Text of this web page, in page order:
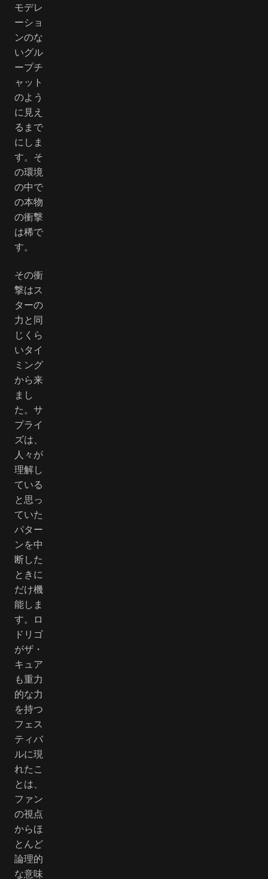
モデレ
ーショ
ンのな
いグル
ープチ
ャット
のよう
に見え
るまで
にしま
す。そ
の環境
の中で
の本物
の衝撃
は稀で
す。
その衝
撃はス
ターの
力と同
じくら
いタイ
ミング
から来
まし
た。サ
プライ
ズは、
人々が
理解し
ている
と思っ
ていた
パター
ンを中
断した
ときに
だけ機
能しま
す。ロ
ドリゴ
がザ・
キュア
も重力
的な力
を持つ
フェス
ティバ
ルに現
れたこ
とは、
ファン
の視点
からほ
とんど
論理的
な意味